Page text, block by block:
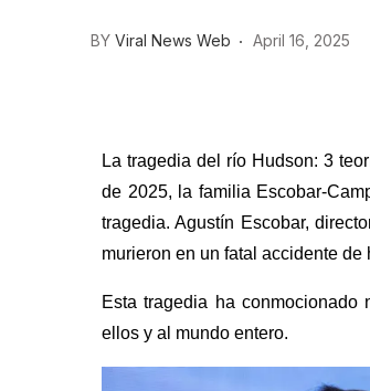
BY Viral News Web April 16, 2025
La tragedia del río Hudson: 3
de 2025, la familia Escobar-
tragedia. Agustín Escobar,
murieron en un fatal accidente
Esta tragedia ha
ellos y al mundo entero.